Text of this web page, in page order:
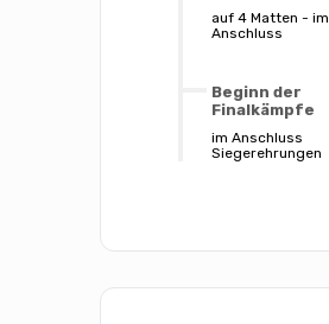
auf 4 Matten - im
Anschluss
Beginn der
Finalkämpfe
im Anschluss
Siegerehrungen